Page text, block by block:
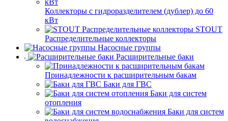
Коллекторы с гидроразделителем (дублер) до 60
кВт
STOUT
Распределительные коллекторы
Насосные группы
Расширительные баки
Принадлежности к расширительным бакам
Баки для ГВС
Баки для систем
отопления
Баки для систем